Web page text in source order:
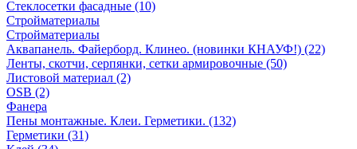
Стеклосетки фасадные (10)
Стройматериалы
Стройматериалы
Аквапанель. Файерборд. Клинео. (новинки КНАУФ!) (22)
Ленты, скотчи, серпянки, сетки армировочные (50)
Листовой материал (2)
OSB (2)
Фанера
Пены монтажные. Клеи. Герметики. (132)
Герметики (31)